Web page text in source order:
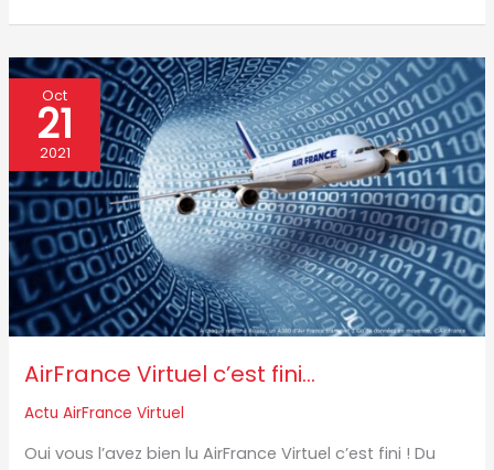
Oct
21
2021
AirFrance Virtuel c’est fini…
Actu AirFrance Virtuel
Oui vous l’avez bien lu AirFrance Virtuel c’est fini ! Du
AirFrance
Virtuel
c’est
fini…